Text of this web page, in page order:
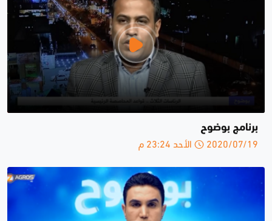
برنامج بوضوح
2020/07/19 الأحد 23:24 م